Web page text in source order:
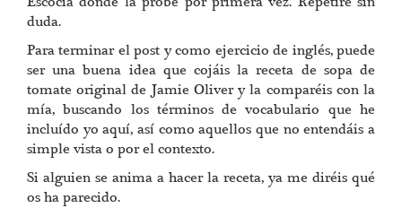
duda.
Para terminar el post y como ejercicio de inglés, puede
ser una buena idea que cojáis la receta de sopa de
tomate original de Jamie Oliver y la comparéis con la
mía, buscando los términos de vocabulario que he
incluído yo aquí, así como aquellos que no entendáis a
simple vista o por el contexto.
Si alguien se anima a hacer la receta, ya me diréis qué
os ha parecido.